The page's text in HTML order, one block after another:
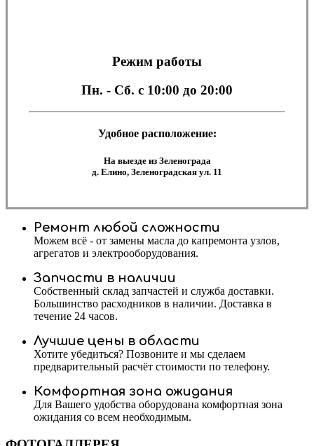
Режим работы
Пн. - Сб. с 10:00 до 20:00
Удобное расположение:
На выезде из Зеленограда
д. Елино, Зеленоградская ул. 11
Ремонт любой сложности
Можем всё - от замены масла до капремонта узлов,
агрегатов и электрооборудования.
Запчасти в наличии
Собственный склад запчастей и служба доставки.
Большинство расходников в наличии. Доставка в
течение 24 часов.
Лучшие цены в области
Хотите убедиться? Позвоните и мы сделаем
предварительный расчёт стоимости по телефону.
Комфортная зона ожидания
Для Вашего удобства оборудована комфортная зона
ожидания со всем необходимым.